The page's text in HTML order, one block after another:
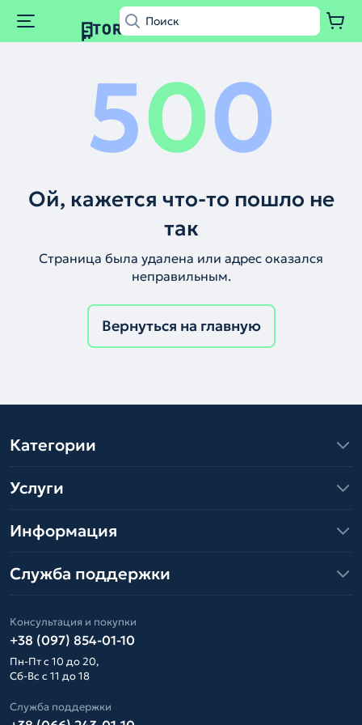
500
Ой, кажется что-то пошло не
так
Страница была удалена или адрес оказался
неправильным.
Вернуться на главную
Категории
Услуги
Информация
Служба поддержки
Консультация и покупки
+38 (097) 854-01-10
Пн-Пт с 10 до 20,
Сб-Вс с 11 до 18
Служба поддержки